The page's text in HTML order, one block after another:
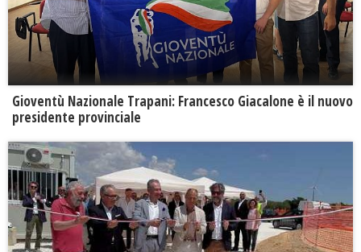
Gioventù Nazionale Trapani: Francesco Giacalone è il nuovo
presidente provinciale